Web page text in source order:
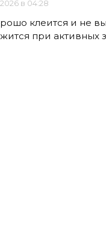
в 04:28
клеится и не
при активных